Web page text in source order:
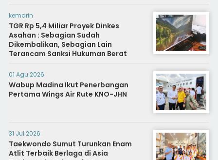
kemarin
TGR Rp 5,4 Miliar Proyek Dinkes
Asahan : Sebagian Sudah
Dikembalikan, Sebagian Lain
Terancam Sanksi Hukuman Berat
01 Agu 2026
Wabup Madina Ikut Penerbangan
Pertama Wings Air Rute KNO-JHN
31 Jul 2026
Taekwondo Sumut Turunkan Enam
Atlit Terbaik Berlaga di Asia